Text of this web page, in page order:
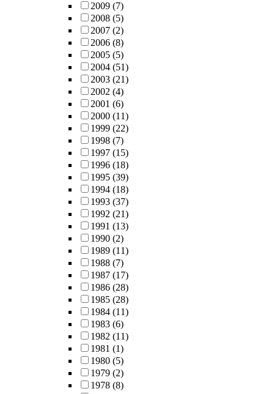
2009 (7)
2008 (5)
2007 (2)
2006 (8)
2005 (5)
2004 (51)
2003 (21)
2002 (4)
2001 (6)
2000 (11)
1999 (22)
1998 (7)
1997 (15)
1996 (18)
1995 (39)
1994 (18)
1993 (37)
1992 (21)
1991 (13)
1990 (2)
1989 (11)
1988 (7)
1987 (17)
1986 (28)
1985 (28)
1984 (11)
1983 (6)
1982 (11)
1981 (1)
1980 (5)
1979 (2)
1978 (8)